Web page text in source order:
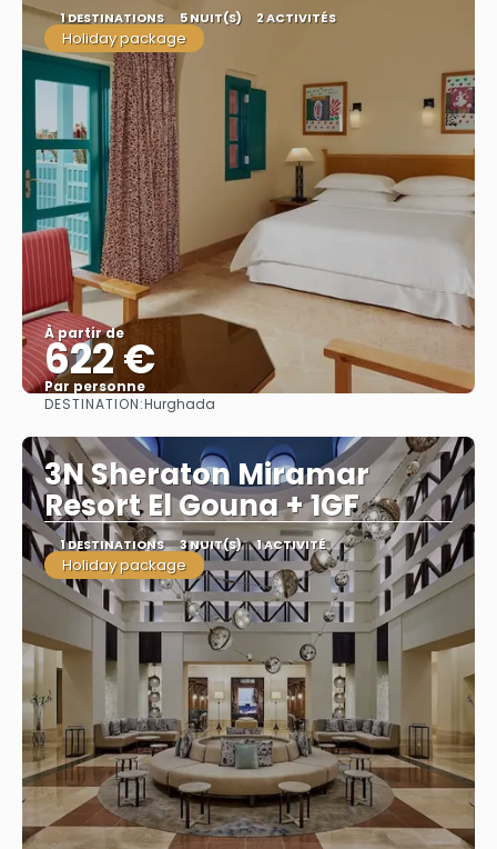
1 DESTINATIONS 5 NUIT(S) 2 ACTIVITÉS
Holiday package
À partir de
622 €
Par personne
DESTINATION:Hurghada
3N Sheraton Miramar
Resort El Gouna + 1GF
1 DESTINATIONS 3 NUIT(S) 1 ACTIVITÉ
Holiday package